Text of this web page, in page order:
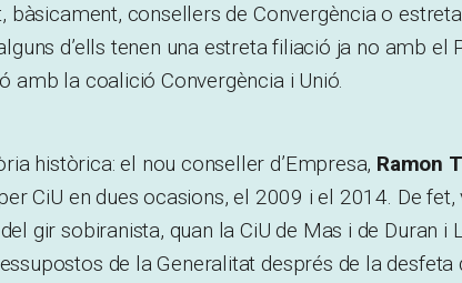
bàsicament, consellers de Convergència o
d’ells tenen una estreta filiació ja no amb el
amb la coalició Convergència i Unió.
històrica: el nou conseller d’Empresa, Ramon
CiU en dues ocasions, el 2009 i el 2014. De fet,
gir sobiranista, quan la CiU de Mas i de Duran i
de la Generalitat després de la desfeta